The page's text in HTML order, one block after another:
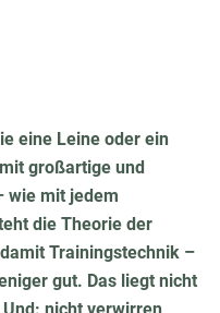
eine Leine oder ein
großartige und
wie mit jedem
die Theorie der
Trainingstechnik –
gut. Das liegt nicht